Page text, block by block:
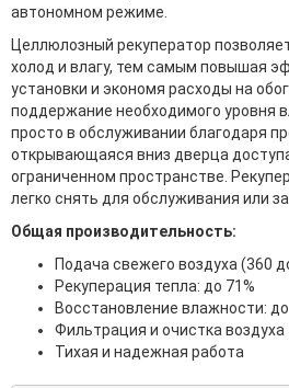
автономном режиме.
Целлюлозный рекуператор
холод и влагу, тем самым повышая
установки и экономя расходы на
поддержание необходимого уровня
просто в обслуживании благодаря
открывающаяся вниз дверца
ограниченном пространстве.
легко снять для обслуживания или
Общая производительность:
Подача свежего воздуха (360
Рекуперация тепла: до 71%
Восстановление влажности: до
Фильтрация и очистка воздуха
Тихая и надежная работа